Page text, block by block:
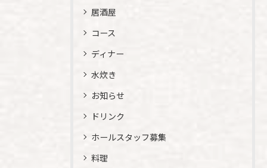
居酒屋
コース
ディナー
水炊き
お知らせ
ドリンク
ホールスタッフ募集
料理